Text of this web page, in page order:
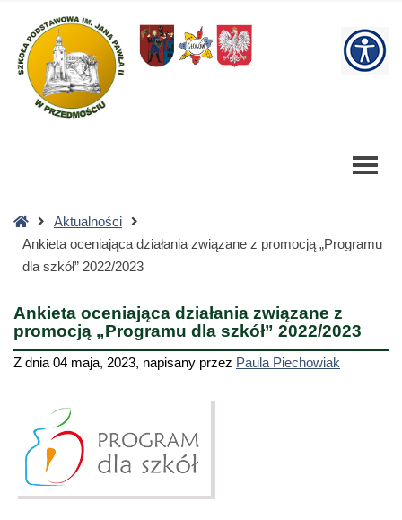
oceniająca
działania
związane
2022/2023
Strona
główna
Aktualności
Ankieta oceniająca działania związane z promocją „Programu
dla szkół” 2022/2023
Ankieta oceniająca działania związane z
promocją „Programu dla szkół” 2022/2023
Z dnia 04 maja, 2023, napisany przez Paula Piechowiak